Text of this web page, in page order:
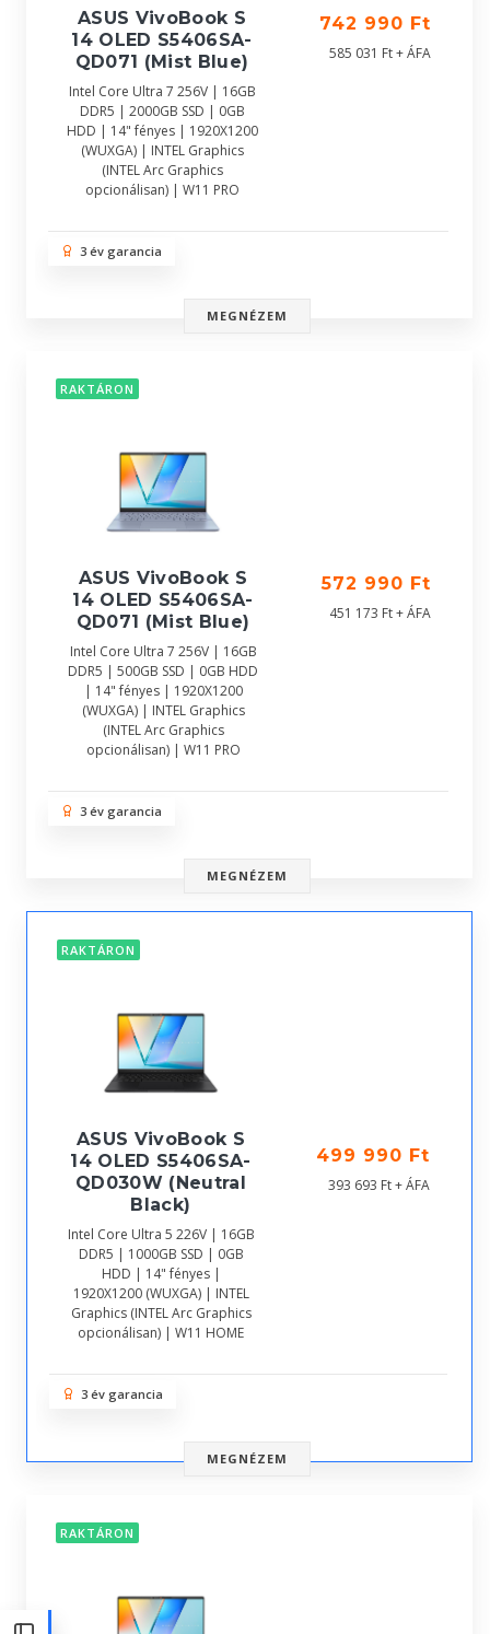
ASUS VivoBook S
14 OLED S5406SA-
QD071 (Mist Blue)
Intel Core Ultra 7 256V | 16GB
DDR5 | 2000GB SSD | 0GB
HDD | 14" fényes | 1920X1200
(WUXGA) | INTEL Graphics
(INTEL Arc Graphics
opcionálisan) | W11 PRO
742 990 Ft
585 031 Ft + ÁFA
3 év garancia
MEGNÉZEM
RAKTÁRON
ASUS VivoBook S
14 OLED S5406SA-
QD071 (Mist Blue)
Intel Core Ultra 7 256V | 16GB
DDR5 | 500GB SSD | 0GB HDD
| 14" fényes | 1920X1200
(WUXGA) | INTEL Graphics
(INTEL Arc Graphics
opcionálisan) | W11 PRO
572 990 Ft
451 173 Ft + ÁFA
3 év garancia
MEGNÉZEM
RAKTÁRON
ASUS VivoBook S
14 OLED S5406SA-
QD030W (Neutral
Black)
Intel Core Ultra 5 226V | 16GB
DDR5 | 1000GB SSD | 0GB
HDD | 14" fényes |
1920X1200 (WUXGA) | INTEL
Graphics (INTEL Arc Graphics
opcionálisan) | W11 HOME
499 990 Ft
393 693 Ft + ÁFA
3 év garancia
MEGNÉZEM
RAKTÁRON